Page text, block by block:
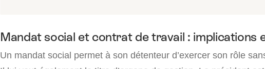
Mandat social et contrat de travail : implications
Un mandat social permet à son détenteur d’exercer son rôle